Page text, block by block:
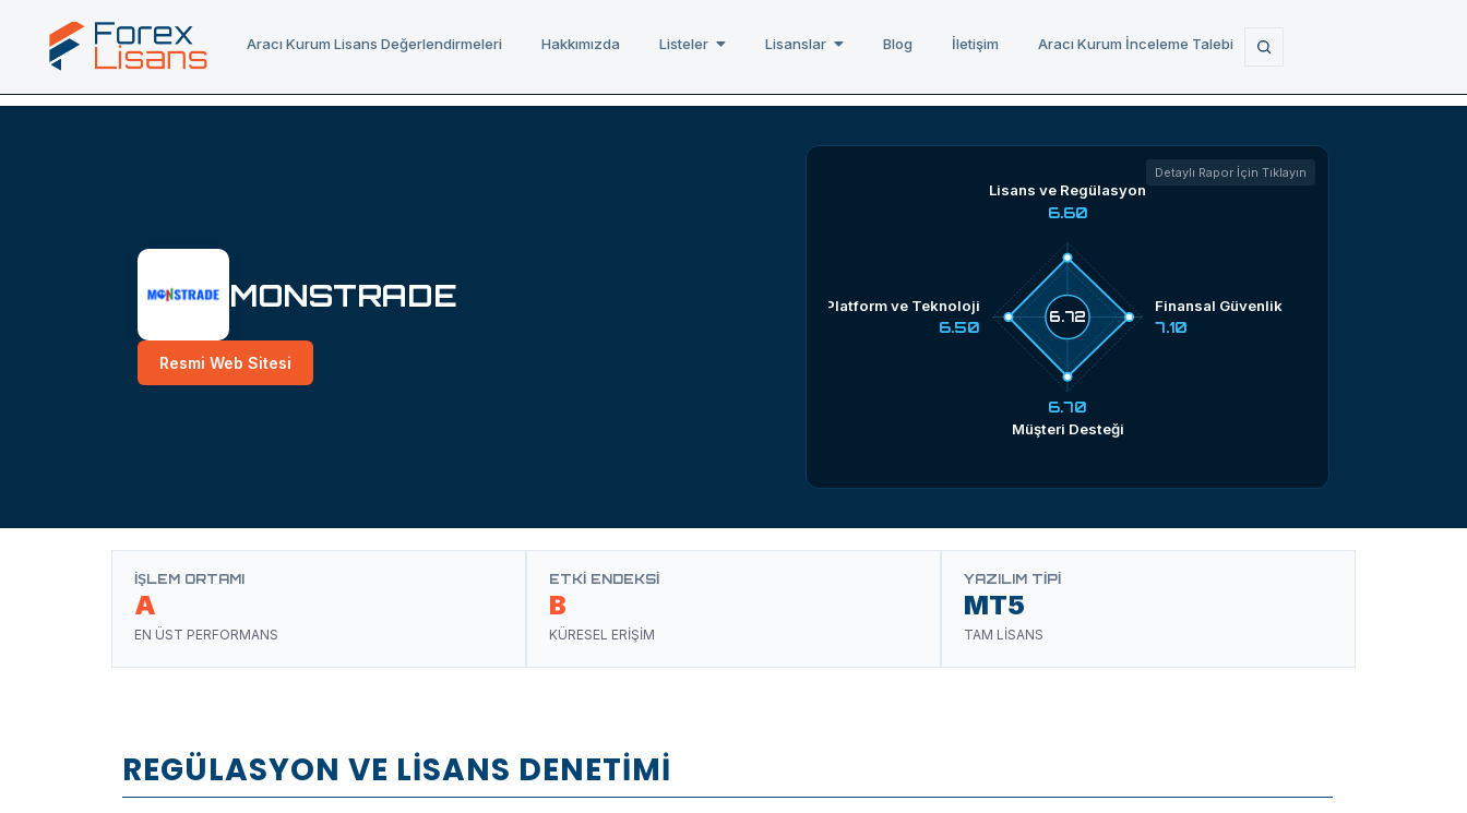
Aracı Kurum Lisans Değerlendirmeleri Hakkımızda Listeler Lisanslar Blog İletişim Aracı Kurum İnceleme Talebi
MONSTRADE
Resmi Web Sitesi
Detaylı Rapor İçin Tıklayın
6.72
Lisans ve Regülasyon
6.60
Finansal Güvenlik
7.10
6.70
Müşteri Desteği
Platform ve Teknoloji
6.50
İŞLEM ORTAMI
A
EN ÜST PERFORMANS
ETKI ENDEKSI
B
KÜRESEL ERİŞİM
YAZILIM TIPI
MT5
TAM LİSANS
REGÜLASYON VE LİSANS DENETİMİ